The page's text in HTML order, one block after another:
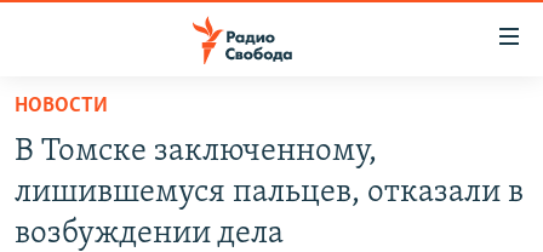
упрощенного
доступа
основному
АВТОРСКИЕ ПРОЕКТЫ
НОВОСТИ
В Томске заключенному,
лишившемуся пальцев, отказали в
возбуждении дела